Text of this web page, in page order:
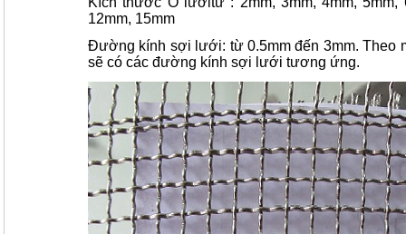
12mm, 15mm
Đường kính sợi lưới: từ 0.5mm đến 3mm. Theo
sẽ có các đường kính sợi lưới tương ứng.